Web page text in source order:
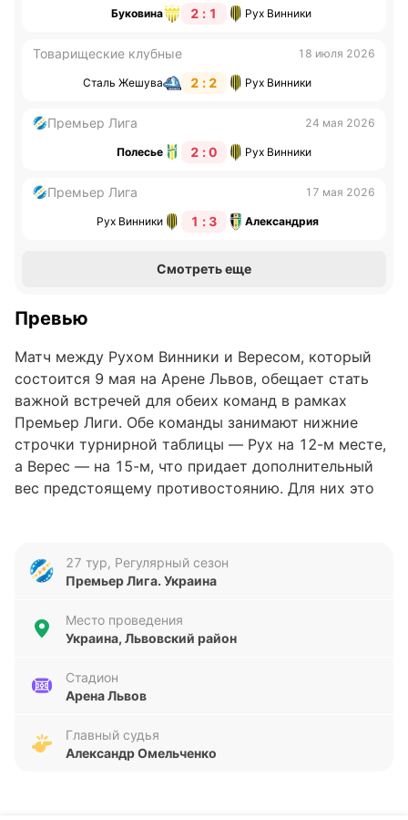
Буковина 2 : 1 Рух Винники
Товарищеские клубные 18 июля 2026
Сталь Жешува 2 : 2 Рух Винники
Премьер Лига 24 мая 2026
Полесье 2 : 0 Рух Винники
Премьер Лига 17 мая 2026
Рух Винники 1 : 3 Александрия
Смотреть еще
Превью
Матч между Рухом Винники и Вересом, который
состоится 9 мая на Арене Львов, обещает стать
важной встречей для обеих команд в рамках
Премьер Лиги. Обе команды занимают нижние
строчки турнирной таблицы — Рух на 12-м месте,
а Верес — на 15-м, что придает дополнительный
вес предстоящему противостоянию. Для них это
Анализ формы команд
проиграла все последние пять матчей, забив всего
статистика свидетельствует о серьезных
трудностях в обороне и нападении. Верес, хоть и
немного лучше: два ничейных результата и три
поражения в последних пяти играх, с общим
27 тур, Регулярный сезон
Премьер Лига. Украина
Место проведения
Украина, Львовский район
Стадион
Арена Львов
Главный судья
Александр Омельченко